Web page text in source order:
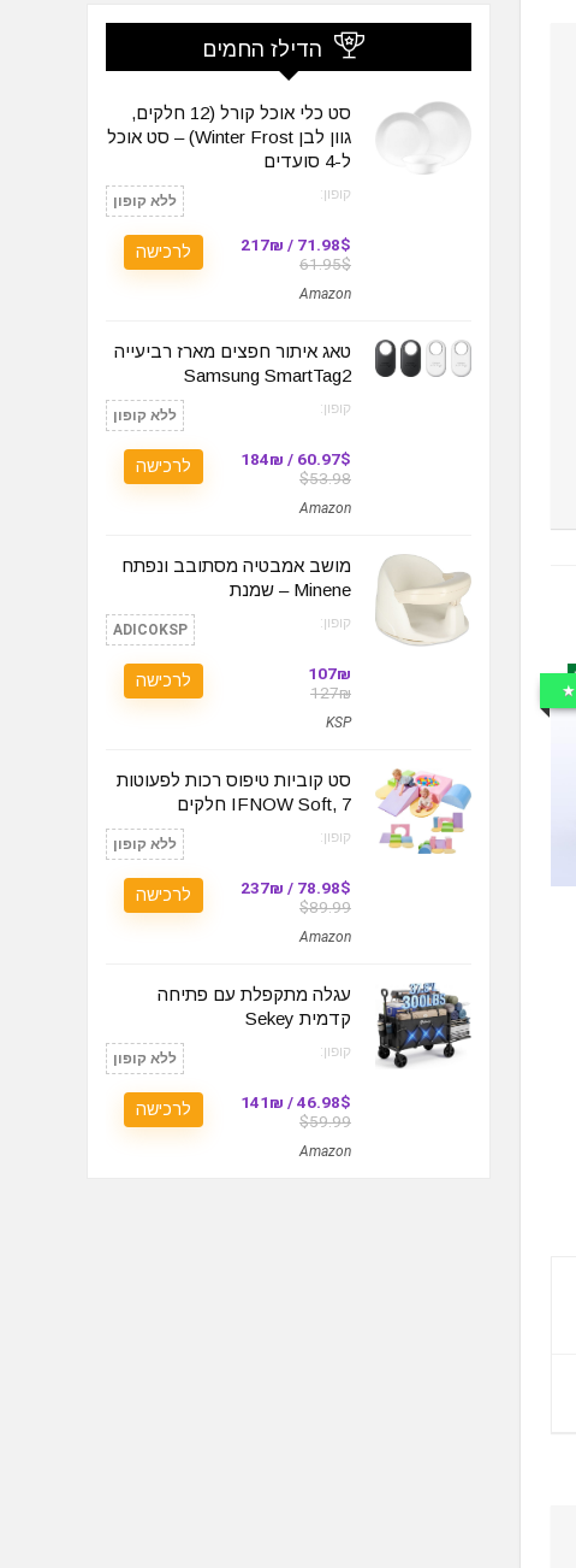
הדילז החמים
סט כלי אוכל קורל (12 חלקים,
גוון לבן Winter Frost) – סט אוכל
ל-4 סועדים
קופון: ללא קופון
71.98$ / 217₪
61.95$
Amazon
לרכישה
טאג איתור חפצים מארז רביעייה
Samsung SmartTag2
קופון: ללא קופון
60.97$ / 184₪
$53.98
Amazon
לרכישה
מושב אמבטיה מסתובב ונפתח
Minene – שמנת
קופון: ADICOKSP
107₪
127₪
KSP
לרכישה
סט קוביות טיפוס רכות לפעוטות
IFNOW Soft, 7 חלקים
קופון: ללא קופון
78.98$ / 237₪
$89.99
Amazon
לרכישה
עגלה מתקפלת עם פתיחה
קדמית Sekey
קופון: ללא קופון
46.98$ / 141₪
$59.99
Amazon
לרכישה